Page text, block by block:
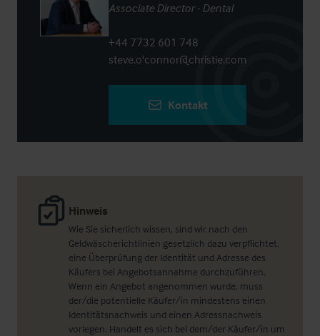
Hinweis
Wie Sie sicherlich wissen, sind wir nach den
Geldwäscherichtlinien gesetzlich dazu verpflichtet,
eine Überprüfung der Identität und Adresse des
Käufers bei Angebotsannahme durchzuführen.
Wenn ein Angebot angenommen wurde, muss
der/die potentielle Käufer/in mindestens einen
Identitätsnachweis und einen Adressnachweis
vorlegen. Handelt es sich bei dem/der Käufer/in um
Associate Director - Dental
+44 7732 601 748
steve.o'connor@christie.com
Kontakt